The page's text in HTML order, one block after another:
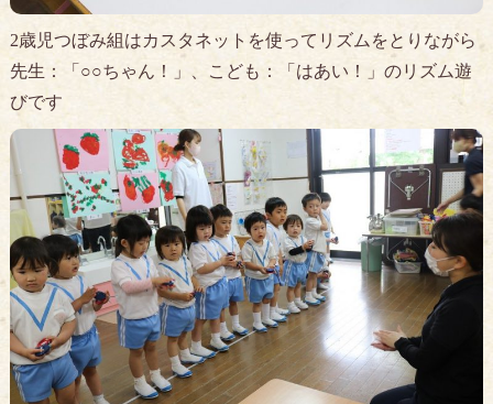
2歳児つぼみ組はカスタネットを使ってリズムをとりながら
先生：「○○ちゃん！」、こども：「はあい！」のリズム遊
びです